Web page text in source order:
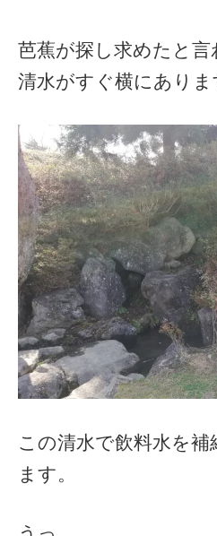
芭蕉が探し求めたと
清水がすぐ横にありま
この清水で飲料水を
ます。